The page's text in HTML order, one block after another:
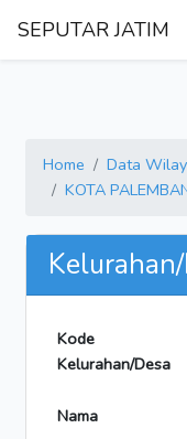
SEPUTAR JATIM
Home Data
KOTA
Kode
Kelurahan/Desa
Nama